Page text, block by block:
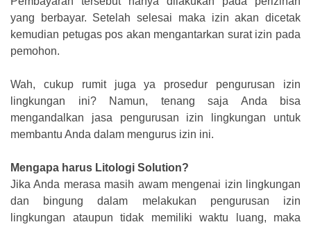
yang berbayar. Setelah selesai maka izin akan dicetak
kemudian petugas pos akan mengantarkan surat izin pada
pemohon.
Wah, cukup rumit juga ya prosedur pengurusan izin
lingkungan ini? Namun, tenang saja Anda bisa
mengandalkan jasa pengurusan izin lingkungan untuk
membantu Anda dalam mengurus izin ini.
Mengapa harus Litologi Solution?
Jika Anda merasa masih awam mengenai izin lingkungan
dan bingung dalam melakukan pengurusan izin
lingkungan ataupun tidak memiliki waktu luang, maka